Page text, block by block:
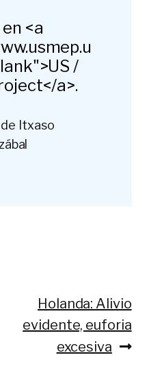
<a
/
a>.
Itxaso
Siguiente:
Holanda: Alivio
evidente, euforia
excesiva